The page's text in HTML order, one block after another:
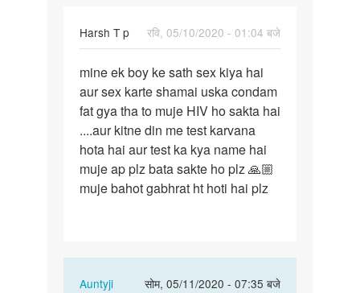
Harsh T p
रवि, 05/10/2020 - 01:04 बजे
mine
ek
boy
sath
sex
kiya…
mine ek boy ke sath sex kiya hai
aur sex karte shamai uska condam
fat gya tha to muje HIV ho sakta hai
....aur kitne din me test karvana
hota hai aur test ka kya name hai
muje ap plz bata sakte ho plz 🙏🏼
muje bahot gabhrat ht hoti hai plz
Auntyji सोम, 05/11/2020 - 07:35 बजे
In